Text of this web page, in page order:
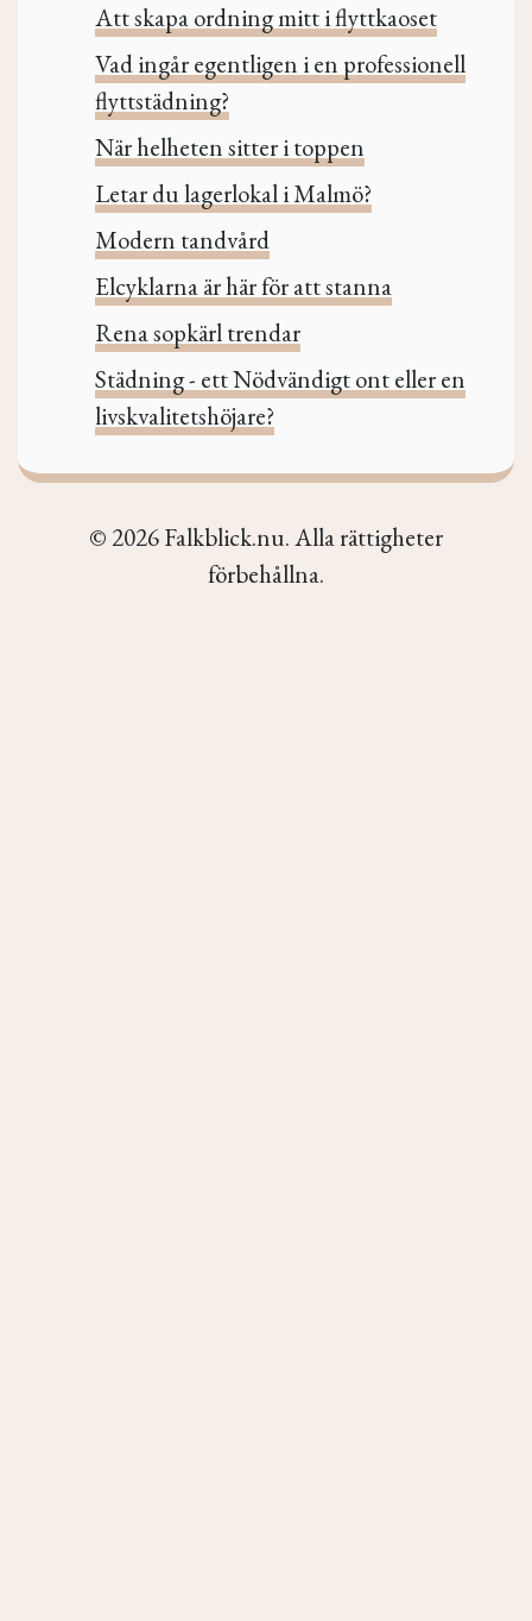
Att skapa ordning mitt i flyttkaoset
Vad ingår egentligen i en professionell
flyttstädning?
När helheten sitter i toppen
Letar du lagerlokal i Malmö?
Modern tandvård
Elcyklarna är här för att stanna
Rena sopkärl trendar
Städning - ett Nödvändigt ont eller en
livskvalitetshöjare?
© 2026 Falkblick.nu. Alla rättigheter
förbehållna.